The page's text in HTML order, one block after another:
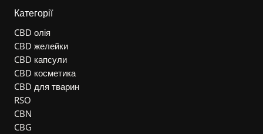
Категорії
CBD олія
CBD желейки
CBD капсули
CBD косметика
CBD для тварин
RSO
CBN
CBG